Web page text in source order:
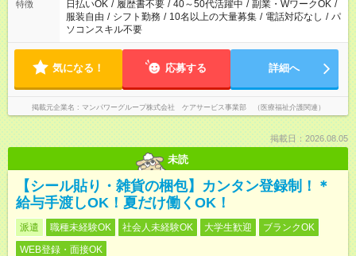
特徴 日払いOK / 履歴書不要 / 40～50代活躍中 / 副業・WワークOK /
服装自由 / シフト勤務 / 10名以上の大量募集 / 電話対応なし / パ
ソコンスキル不要
気になる！ 応募する 詳細へ
掲載元企業名 マンパワーグループ株式会社 ケアサービス事業部 （医療福祉介護関連）
掲載日：2026.08.05
未読
【シール貼り・雑貨の梱包】カンタン登録制！＊
給与手渡しOK！夏だけ働くOK！
派遣 職種未経験OK 社会人未経験OK 大学生歓迎
ブランクOK
WEB登録・面接OK